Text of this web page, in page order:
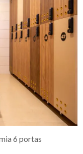
6 portas